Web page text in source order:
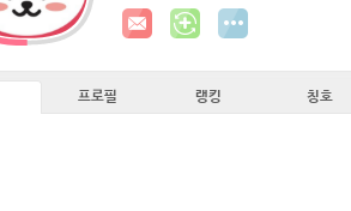
프로필 랭킹 칭호